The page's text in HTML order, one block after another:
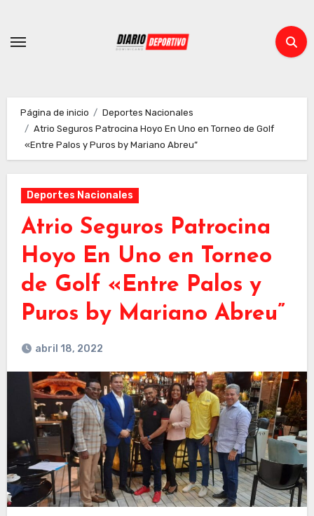
contenido
Página de inicio
Deportes Nacionales
Atrio Seguros Patrocina Hoyo En Uno en Torneo de Golf
«Entre Palos y Puros by Mariano Abreu”
Deportes Nacionales
Atrio Seguros Patrocina
Hoyo En Uno en Torneo
de Golf «Entre Palos y
Puros by Mariano Abreu”
abril 18, 2022